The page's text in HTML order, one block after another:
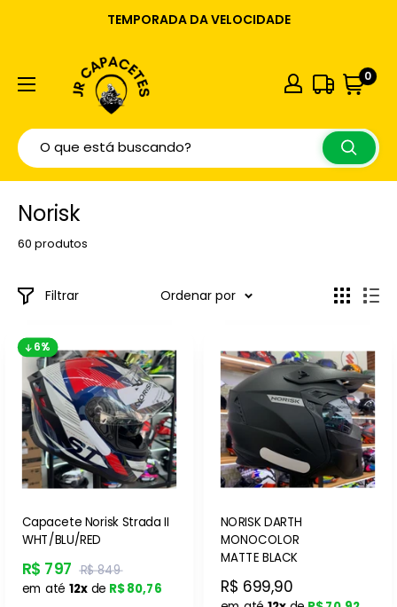
TEMPORADA DA VELOCIDADE
0
Norisk
60 produtos
Filtrar Ordenar por
6%
Capacete Norisk Strada II
WHT/BLU/RED
R$ 797 R$ 849
em até 12xde R$ 80,76
NORISK DARTH
MONOCOLOR
MATTE BLACK
R$ 699,90